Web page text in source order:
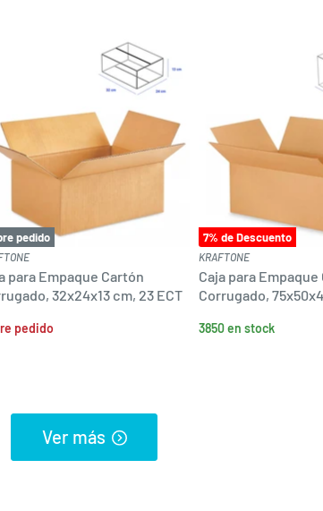
pedido
para Empaque Cartón
32x24x13 cm, 23 ECT
pedido
7% de Descuento
KRAFTONE
Caja para Empaque
Corrugado,
3850 en stock
Ver más